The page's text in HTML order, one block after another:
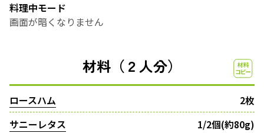
料理中モード
画面が暗くなりません
材料（２人分）
ロースハム
2枚
サニーレタス
1/2個(約80g)